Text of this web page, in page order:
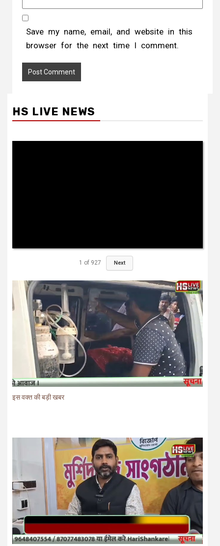
Save my name, email, and website in this
browser for the next time I comment.
HS LIVE NEWS
1 of 927 Next
इस वक्त की बड़ी खबर